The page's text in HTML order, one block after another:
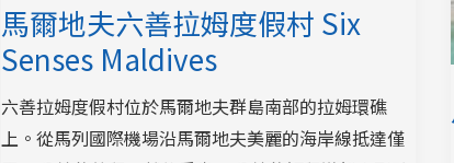
馬爾地夫六善拉姆度假村 Six
Senses Maldives
六善拉姆度假村位於馬爾地夫群島南部的拉姆環礁
上。從馬列國際機場沿馬爾地夫美麗的海岸線抵達僅